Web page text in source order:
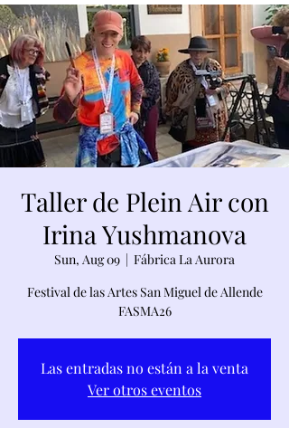
Taller de Plein Air con
Irina Yushmanova
Sun, Aug 09
  |
Fábrica La Aurora
Festival de las Artes San Miguel de Allende
FASMA26
Las entradas no están a la venta
Ver otros eventos